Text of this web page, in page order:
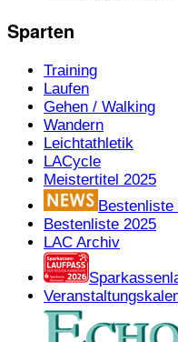
Sparten
Training
Laufen
Gehen / Walking
Wandern
Leichtathletik
LACycle
Meistertitel 2025
Bestenliste
Bestenliste 2025
LAC Archiv